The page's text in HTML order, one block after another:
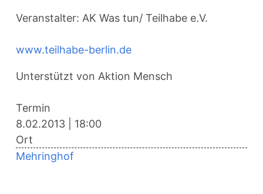
Veranstalter: AK Was tun/ Teilhabe e.V.
www.teilhabe-berlin.de
Unterstützt von Aktion Mensch
Termin
8.02.2013
18:00
Ort
Mehringhof